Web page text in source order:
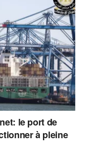
le port de
à pleine